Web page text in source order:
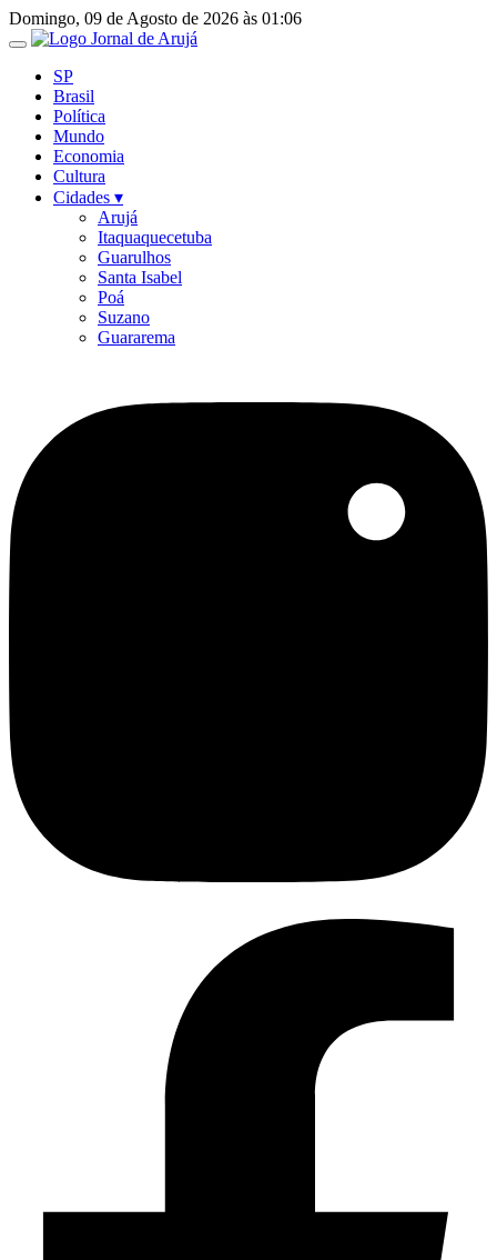
Ir
para
conteúdo
Domingo, 09 de Agosto de 2026 às 01:06
SP
Brasil
Política
Mundo
Economia
Cultura
Cidades ▾
Arujá
Itaquaquecetuba
Guarulhos
Santa Isabel
Poá
Suzano
Guararema